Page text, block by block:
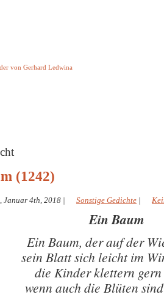
von Gerhard Ledwina
(1242)
Januar 4th, 2018 | Sonstige Gedichte |
Ein Baum
Ein Baum, der auf der
sein Blatt sich leicht im
die Kinder klettern
wenn auch die Blüten